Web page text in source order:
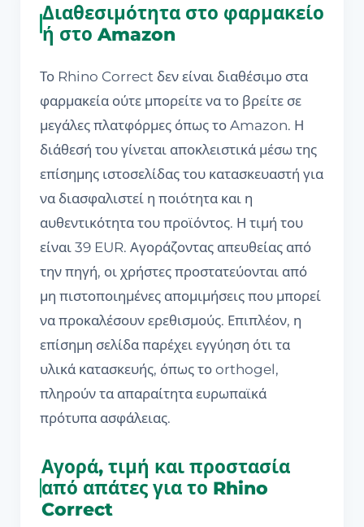
Διαθεσιμότητα στο φαρμακείο
ή στο Amazon
Το Rhino Correct δεν είναι διαθέσιμο στα
φαρμακεία ούτε μπορείτε να το βρείτε σε
μεγάλες πλατφόρμες όπως το Amazon. Η
διάθεσή του γίνεται αποκλειστικά μέσω της
επίσημης ιστοσελίδας του κατασκευαστή για
να διασφαλιστεί η ποιότητα και η
αυθεντικότητα του προϊόντος. Η τιμή του
είναι 39 EUR. Αγοράζοντας απευθείας από
την πηγή, οι χρήστες προστατεύονται από
μη πιστοποιημένες απομιμήσεις που μπορεί
να προκαλέσουν ερεθισμούς. Επιπλέον, η
επίσημη σελίδα παρέχει εγγύηση ότι τα
υλικά κατασκευής, όπως το orthogel,
πληρούν τα απαραίτητα ευρωπαϊκά
πρότυπα ασφάλειας.
Αγορά, τιμή και προστασία
από απάτες για το Rhino
Correct